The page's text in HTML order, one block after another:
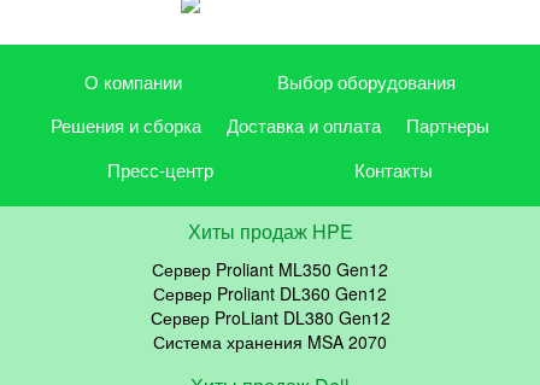
О компании
Выбор оборудования
Решения и сборка
Доставка и оплата
Партнеры
Пресс-центр
Контакты
Хиты продаж HPE
Сервер Proliant ML350 Gen12
Сервер Proliant DL360 Gen12
Сервер ProLiant DL380 Gen12
Система хранения MSA 2070